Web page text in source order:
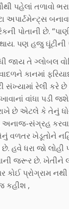
પહેલાં તળાવો
અપાર્ટમેન્ટ્સ
પોતાની છે.
થાય. પણ હજુ
જાય તે
કાનમાં
રેલી કરે
વાંધા
છે એટલે કે તેનું
અનાજ-સંગ્રહ
વળતર ખેડૂતોને
છે. હવે ધરા જો
જરૂર છે. ખેતીને
પ્રોગ્રામ
કહીશ ,